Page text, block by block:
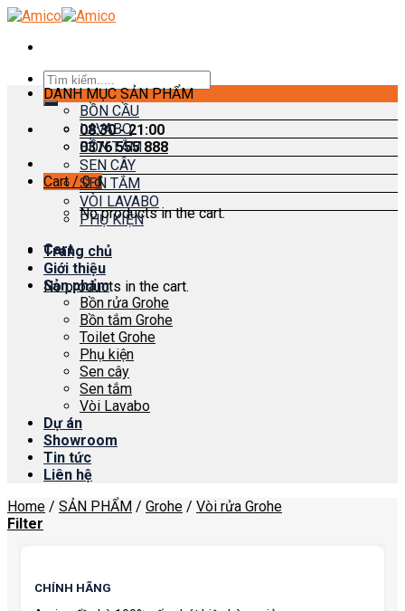
Skip
content
Search
for:
08:30 - 21:00
0376 555 888
Cart /0₫
No products in the cart.
Cart
No products in the cart.
DANH MỤC SẢN PHẨM
BỒN CẦU
LAVABO
BỒN TẮM
SEN CÂY
SEN TẮM
VÒI LAVABO
PHỤ KIỆN
Trang chủ
Giới thiệu
Sản phẩm
Bồn rửa Grohe
Bồn tắm Grohe
Toilet Grohe
Phụ kiện
Sen cây
Sen tắm
Vòi Lavabo
Dự án
Showroom
Tin tức
Liên hệ
Home / SẢN PHẨM / Grohe / Vòi rửa Grohe
Filter
CHÍNH HÃNG